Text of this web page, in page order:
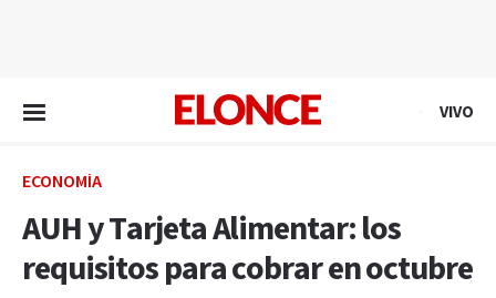
VIVO
ECONOMÍA
AUH y Tarjeta Alimentar: los
requisitos para cobrar en octubre